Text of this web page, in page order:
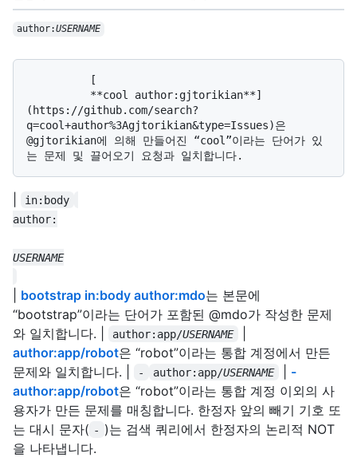
author:USERNAME
(https://github.com/search?
q=cool+author%3Agjtorikian&type=Issues)은
@gjtorikian에 의해 만들어진 “cool”이라는 단어가 있
in:body
bootstrap in:body author:mdo는 본문에
“bootstrap”이라는 단어가 포함된 @mdo가 작성한 문제
와 일치합니다. |
author:app/USERNAME
author:app/robot은 “robot”이라는 통합 계정에서 만든
문제와 일치합니다. |
- author:app/USERNAME
-
author:app/robot은 “robot”이라는 통합 계정 이외의 사
용자가 만든 문제를 매칭합니다. 한정자 앞의 빼기 기호 또
는 대시 문자( - )는 검색 쿼리에서 한정자의 논리적 NOT
을 나타냅니다.